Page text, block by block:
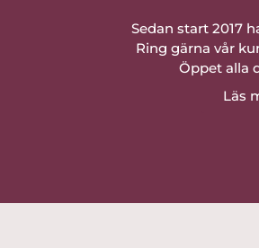
Sedan start 2017
Ring gärna vår
Öppet alla
Läs